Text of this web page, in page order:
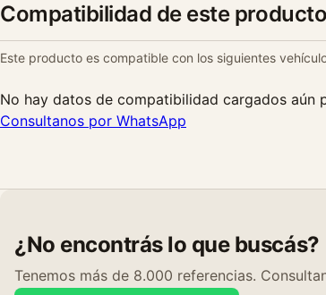
Compatibilidad de este producto
Este producto es compatible con los siguientes
No hay datos de compatibilidad cargados aún
Consultanos por WhatsApp
¿No encontrás lo que buscás?
Tenemos más de 8.000 referencias.